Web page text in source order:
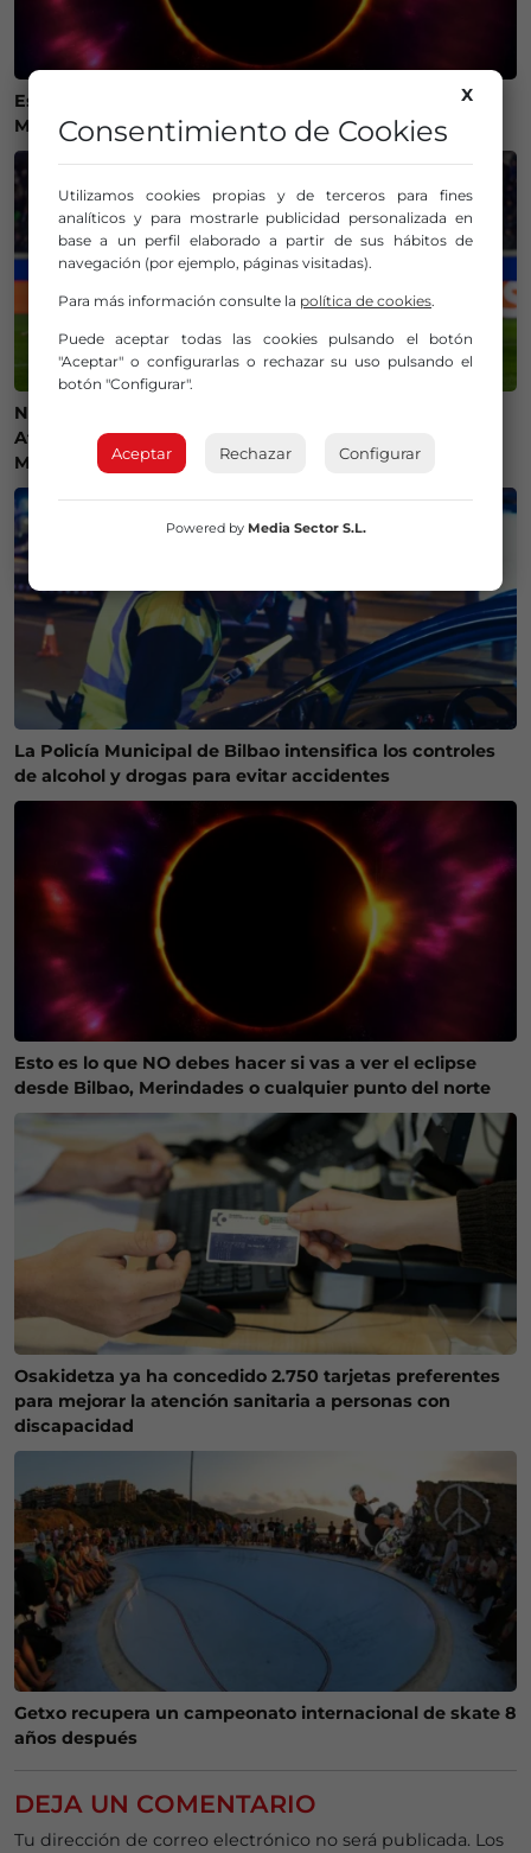
Estos son los mejores lugares de Bizkaia y Las
Merindades para ver el eclipse del 12 de agosto
Ni camisetas ni bufandas: prohibidos los símbolos del
Athletic Club en el amistoso ante el Olympique de
Marsella
La Policía Municipal de Bilbao intensifica los controles
de alcohol y drogas para evitar accidentes
Esto es lo que NO debes hacer si vas a ver el eclipse
desde Bilbao, Merindades o cualquier punto del norte
Osakidetza ya ha concedido 2.750 tarjetas preferentes
para mejorar la atención sanitaria a personas con
discapacidad
Getxo recupera un campeonato internacional de skate 8
años después
DEJA UN COMENTARIO
Tu dirección de correo electrónico no será publicada. Los
X
Consentimiento de Cookies
Utilizamos cookies propias y de terceros para fines
analíticos y para mostrarle publicidad personalizada en
base a un perfil elaborado a partir de sus hábitos de
navegación (por ejemplo, páginas visitadas).
Para más información consulte la política de cookies.
Puede aceptar todas las cookies pulsando el botón
"Aceptar" o configurarlas o rechazar su uso pulsando el
botón "Configurar".
Aceptar Rechazar Configurar
Powered by Media Sector S.L.